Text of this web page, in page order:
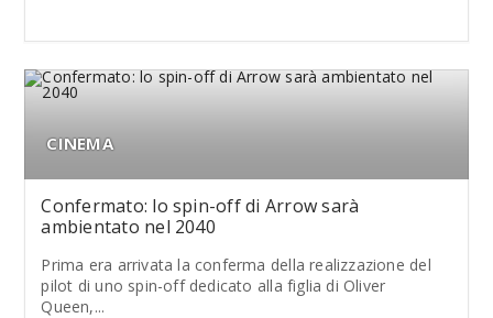
CINEMA
Confermato: lo spin-off di Arrow sarà
ambientato nel 2040
Prima era arrivata la conferma della realizzazione del
pilot di uno spin-off dedicato alla figlia di Oliver
Queen,...